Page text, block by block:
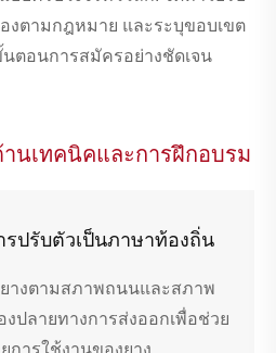
งตามกฎหมาย และระบุขอบเขต
ตอนการสมัครอย่างชัดเจน
นเทคนิคและการฝึกอบรม
ปรับตัวเป็นภาษาท้องถิ่น
างตามสภาพถนนและสภาพ
ปลายทางการส่งออกเพื่อช่วย